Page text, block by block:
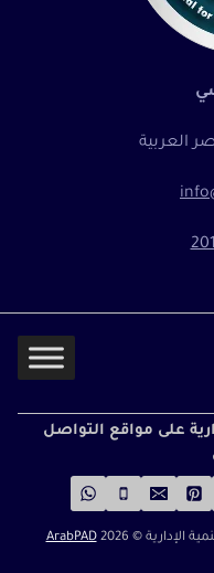
العربية
الإدارية © ArabPAD2026
على مواقع التواصل